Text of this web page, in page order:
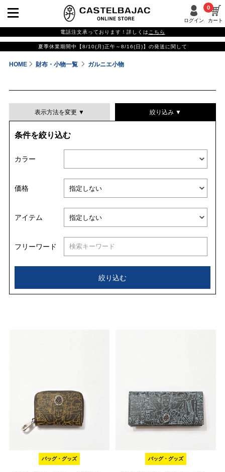
ログイン カート
0
電話注文承っております！詳しくは こちら
夏季休業期間中【8/10(月)正午～8/16(日)】の発送に関して
HOME 財布・小物一覧 ガルニエ小物
表示方法を変更 ▼
並び替える
絞り込み ▼
条件を絞り込む
カラー
価格
アイテム
フリーワード
絞り込む
バッグ・グッズ バッグ・グッズ